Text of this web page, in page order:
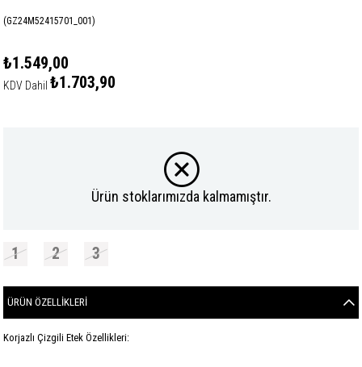
(GZ24M52415701_001)
₺1.549,00
KDV Dahil ₺1.703,90
Ürün stoklarımızda kalmamıştır.
1 2 3
ÜRÜN ÖZELLIKLERI
Korjazlı Çizgili Etek Özellikleri: